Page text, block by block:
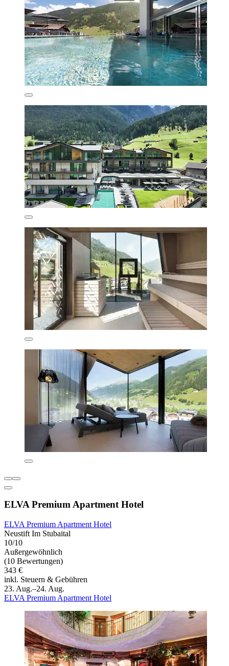
ELVA Premium Apartment Hotel
ELVA Premium Apartment Hotel
Neustift Im Stubaital
10/10
Außergewöhnlich
(10 Bewertungen)
343 €
inkl. Steuern & Gebühren
23. Aug.–24. Aug.
ELVA Premium Apartment Hotel